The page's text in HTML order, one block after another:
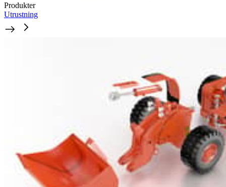
Produkter
Utrustning